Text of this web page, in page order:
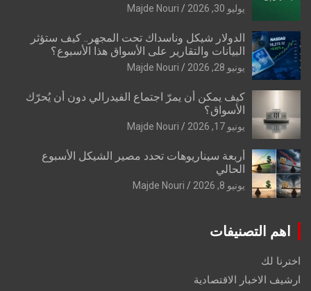
يوليو 30, 2026 Majde Nouri
الدولار شيكل وناسداك تحت المجهر.. كيف ستؤثر
البيانات والتقارير على الأسواق هذا الأسبوع؟
يونيو 28, 2026 Majde Nouri
كيف يمكن أن يمرّ اجتماع الفيدرالي دون أن يُحرّك
الأسواق؟
يونيو 17, 2026 Majde Nouri
أربعة سيناريوهات تحدد مصير الشيكل الأسبوع
الحالي
يونيو 8, 2026 Majde Nouri
اهم التصنيفات
اخترنا لك
ارشيف الاخبار الاقتصادية